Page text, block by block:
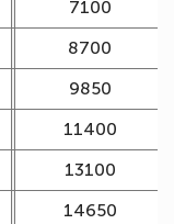
7100
8700
9850
11400
13100
14650